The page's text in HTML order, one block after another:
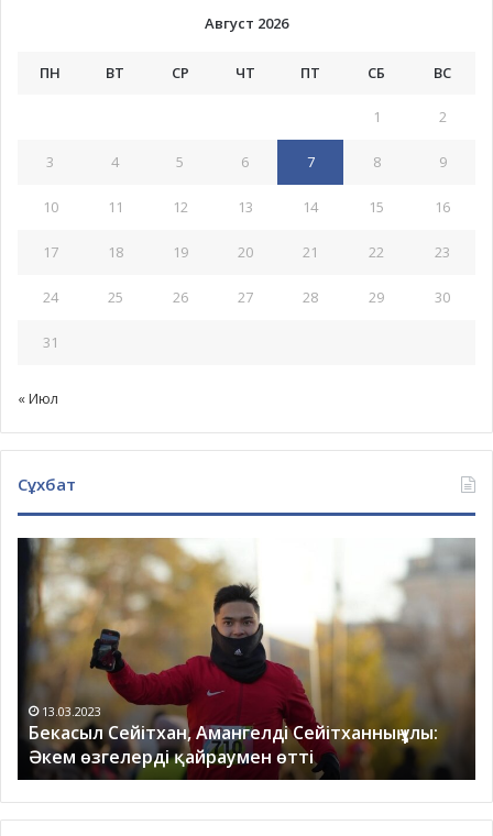
Август 2026
ПН ВТ СР ЧТ ПТ СБ ВС
1 2
3 4 5 6 7 8 9
10 11 12 13 14 15 16
17 18 19 20 21 22 23
24 25 26 27 28 29 30
31
« Июл
Сұхбат
Бекасыл
Сейітхан,
Амангелді
Сейітханның
ұлы:
Әкем
өзгелерді
қайраумен
өтті
13.03.2023
Бекасыл Сейітхан, Амангелді Сейітханның ұлы:
Әкем өзгелерді қайраумен өтті